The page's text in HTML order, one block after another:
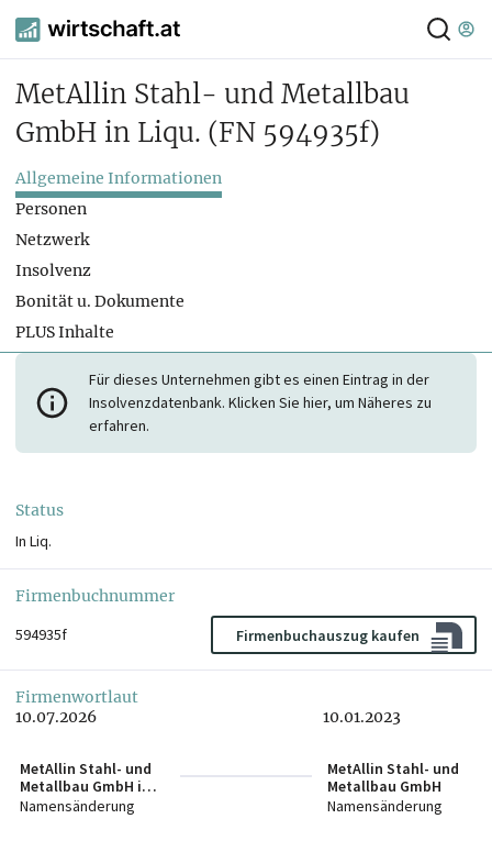
MetAllin Stahl- und Metallbau
GmbH in Liqu. (FN 594935f)
Allgemeine Informationen
Personen
Netzwerk
Insolvenz
Bonität u. Dokumente
PLUS Inhalte
Für dieses Unternehmen gibt es einen Eintrag in der
Insolvenzdatenbank. Klicken Sie hier, um Näheres zu
erfahren.
Status
In Liq.
Firmenbuchnummer
594935f
Firmenbuchauszug kaufen
Firmenwortlaut
10.07.2026
MetAllin Stahl- und
Metallbau GmbH in
Liqu.
Namensänderung
10.01.2023
MetAllin Stahl- und
Metallbau GmbH
Namensänderung